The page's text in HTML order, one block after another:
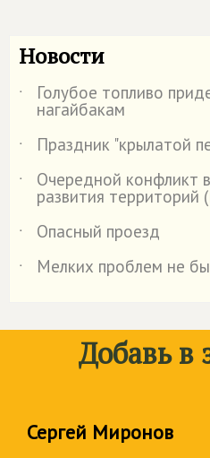
Новости
˙ Голубое топливо
нагайбакам
˙
Праздник "крылатой
˙
Очередной конфликт
развития территорий
˙
Опасный проезд
˙
Мелких проблем не
Добавь в
Сергей Миронов